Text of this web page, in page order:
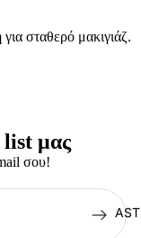
σταθερό μακιγιάζ.
μας
σου!